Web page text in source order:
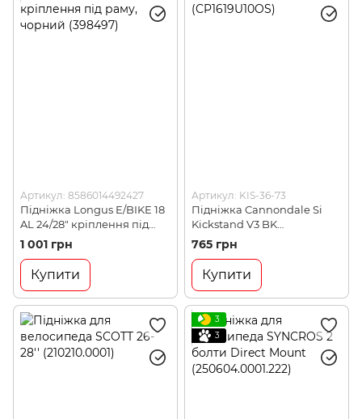
Артикул: 8586014492427
Підніжка Longus E/BIKE 18
AL 24/28" кріплення під
раму, чорний (398497)
1 001 грн
Купити
Артикул: KIS-36-73
Підніжка Cannondale Si
Kickstand V3 BK
(CP1619U10OS)
765 грн
Купити
3
3